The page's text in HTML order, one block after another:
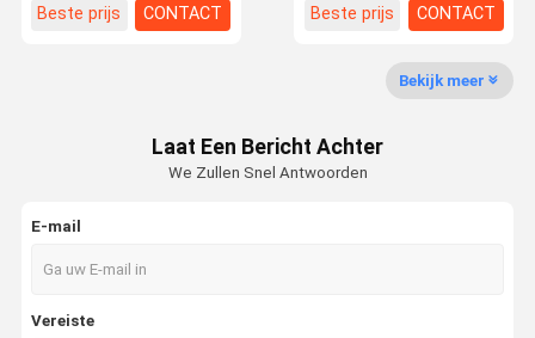
Contacteer
Cantilever-opslagruimte
Beste prijs CONTACT
metaaldraadnetten
Beste prijs CONTACT
Bekijk meer
Laat Een Bericht Achter
We Zullen Snel Antwoorden
E-mail
Vereiste